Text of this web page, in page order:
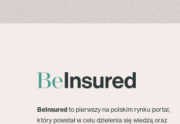
BeInsured to pierwszy na polskim rynku portal,
który powstał w celu dzielenia się wiedzą oraz